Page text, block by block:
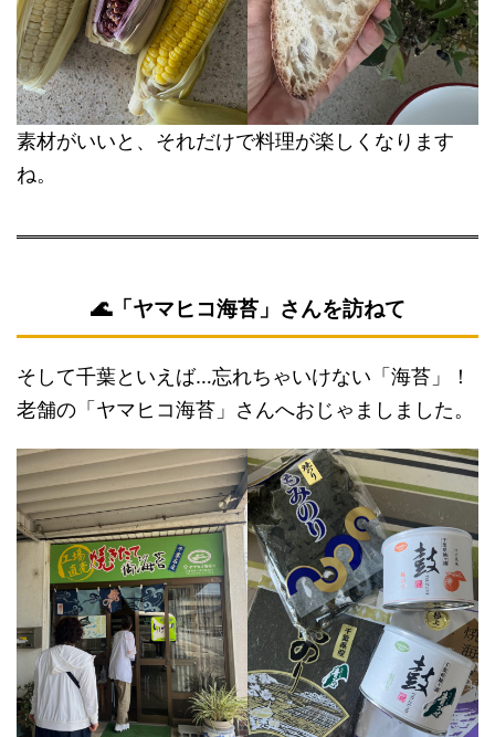
素材がいいと、それだけで料理が楽しくなります
ね。
🌊「ヤマヒコ海苔」さんを訪ねて
そして千葉といえば…忘れちゃいけない「海苔」！
老舗の「ヤマヒコ海苔」さんへおじゃましました。